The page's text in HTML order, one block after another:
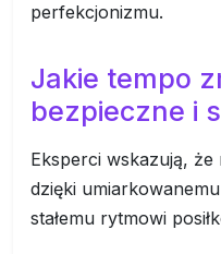
perfekcjonizmu.
Jakie tempo
bezpieczne i
Eksperci wskazują, że
dzięki
stałemu rytmowi